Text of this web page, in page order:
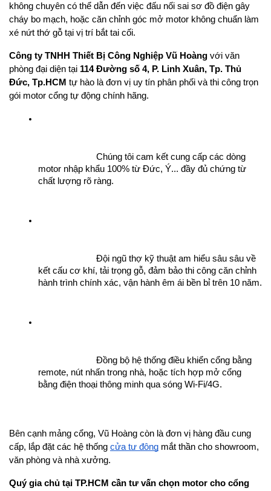
không chuyên có thể dẫn đến việc đấu nối sai sơ đồ điện gây
cháy bo mạch, hoặc căn chỉnh góc mở motor không chuẩn làm
xé nứt thớ gỗ tại vị trí bắt tai cối.
Công ty TNHH Thiết Bị Công Nghiệp Vũ Hoàng với văn
phòng đại diện tại 114 Đường số 4, P. Linh Xuân, Tp. Thủ
Đức, Tp.HCM tự hào là đơn vị uy tín phân phối và thi công trọn
gói motor cổng tự động chính hãng.
Chúng tôi cam kết cung cấp các dòng
motor nhập khẩu 100% từ Đức, Ý... đầy đủ chứng từ
chất lượng rõ ràng.
Đội ngũ thợ kỹ thuật am hiểu sâu sâu về
kết cấu cơ khí, tải trọng gỗ, đảm bảo thi công căn chỉnh
hành trình chính xác, vận hành êm ái bền bỉ trên 10 năm.
Đồng bộ hệ thống điều khiển cổng bằng
remote, nút nhấn trong nhà, hoặc tích hợp mở cổng
bằng điện thoại thông minh qua sóng Wi-Fi/4G.
Bên cạnh mảng cổng, Vũ Hoàng còn là đơn vị hàng đầu cung
cấp, lắp đặt các hệ thống cửa tự động mắt thần cho showroom,
văn phòng và nhà xưởng.
Quý gia chủ tại TP.HCM cần tư vấn chọn motor cho cổng